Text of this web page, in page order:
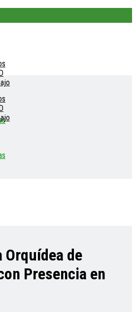
Orquídea de
Presencia en